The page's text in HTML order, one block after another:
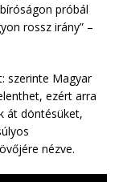
próbál
rossz irány” –
szerinte Magyar
ezért arra
át döntésüket,
nézve.